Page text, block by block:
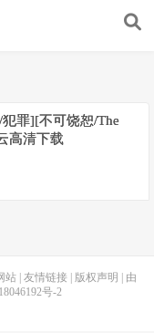
罪][不可饶恕/The
高清下载
站 友情链接 版权声明
| 由
号-2